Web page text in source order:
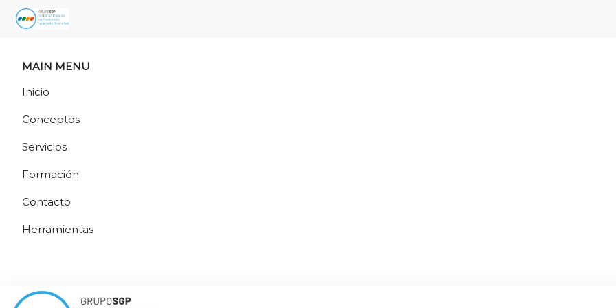
MAIN MENU
Inicio
Conceptos
Servicios
Formación
Contacto
Herramientas